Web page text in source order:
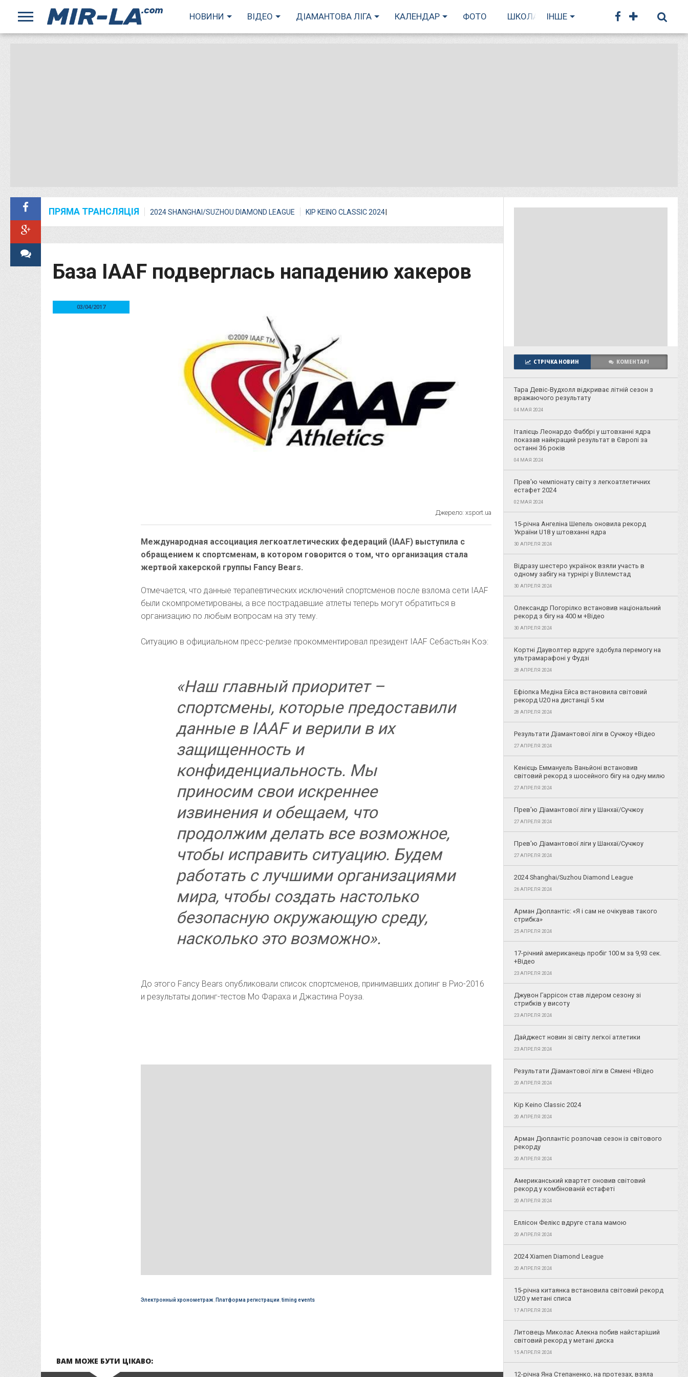
НОВИНИ ВІДЕО ДІАМАНТОВА ЛІГА КАЛЕНДАР ФОТО ШКОЛА БІГУ
ІНШЕ
ПРЯМА ТРАНСЛЯЦІЯ 2024 SHANGHAI/SUZHOU DIAMOND LEAGUE I
KIP KEINO CLASSIC 2024
База IAAF подверглась нападению хакеров
Джерело: xsport.ua
Международная ассоциация легкоатлетических федераций (IAAF) выступила с
обращением к спортсменам, в котором говорится о том, что организация стала
жертвой хакерской группы Fancy Bears.
Отмечается, что данные терапевтических исключений спортсменов после взлома сети IAAF
были скомпрометированы, а все пострадавшие атлеты теперь могут обратиться в
организацию по любым вопросам на эту тему.
Ситуацию в официальном пресс-релизе прокомментировал президент IAAF Себастьян Коэ:
«Наш главный приоритет –
спортсмены, которые предоставили
данные в IAAF и верили в их
защищенность и
конфиденциальность. Мы
приносим свои искреннее
извинения и обещаем, что
продолжим делать все возможное,
чтобы исправить ситуацию. Будем
работать с лучшими организациями
мира, чтобы создать настолько
безопасную окружающую среду,
насколько это возможно».
До этого Fancy Bears опубликовали список спортсменов, принимавших допинг в Рио-2016
и результаты допинг-тестов Мо Фараха и Джастина Роуза.
Электронный хронометраж Платформа регистрации ,timing events
03/04/2017
ВАМ МОЖЕ БУТИ ЦІКАВО:
СТРІЧКА НОВИН КОМЕНТАРІ
Тара Девіс-Вудхолл відкриває літній сезон з
вражаючого результату
04 МАЯ 2024
Італієць Леонардо Фаббрі у штовханні ядра
показав найкращий результат в Європі за
останні 36 років
04 МАЯ 2024
Прев'ю чемпіонату світу з легкоатлетичних
естафет 2024
02 МАЯ 2024
15-річна Ангеліна Шепель оновила рекорд
України U18 у штовханні ядра
30 АПРЕЛЯ 2024
Відразу шестеро українок взяли участь в
одному забігу на турнірі у Віллемстад
30 АПРЕЛЯ 2024
Олександр Погорілко встановив національний
рекорд з бігу на 400 м +Відео
30 АПРЕЛЯ 2024
Кортні Дауволтер вдруге здобула перемогу на
ультрамарафоні у Фудзі
28 АПРЕЛЯ 2024
Ефіопка Медіна Ейса встановила світовий
рекорд U20 на дистанції 5 км
28 АПРЕЛЯ 2024
Результати Діамантової ліги в Сучжоу +Відео
27 АПРЕЛЯ 2024
Кенієць Еммануель Ваньйоні встановив
світовий рекорд з шосейного бігу на одну милю
27 АПРЕЛЯ 2024
Прев'ю Діамантової ліги у Шанхаї/Сучжоу
27 АПРЕЛЯ 2024
Прев'ю Діамантової ліги у Шанхаї/Сучжоу
27 АПРЕЛЯ 2024
2024 Shanghai/Suzhou Diamond League
26 АПРЕЛЯ 2024
Арман Дюплантіс: «Я і сам не очікував такого
стрибка»
25 АПРЕЛЯ 2024
17-річний американець пробіг 100 м за 9,93 сек.
+Відео
23 АПРЕЛЯ 2024
Джувон Гаррісон став лідером сезону зі
стрибків у висоту
23 АПРЕЛЯ 2024
Дайджест новин зі світу легкої атлетики
23 АПРЕЛЯ 2024
Результати Діамантової ліги в Сямені +Відео
20 АПРЕЛЯ 2024
Kip Keino Classic 2024
20 АПРЕЛЯ 2024
Арман Дюплантіс розпочав сезон із світового
рекорду
20 АПРЕЛЯ 2024
Американський квартет оновив світовий
рекорд у комбінованій естафеті
20 АПРЕЛЯ 2024
Еллісон Фелікс вдруге стала мамою
20 АПРЕЛЯ 2024
2024 Xiamen Diamond League
20 АПРЕЛЯ 2024
15-річна китаянка встановила світовий рекорд
U20 у метані списа
17 АПРЕЛЯ 2024
Литовець Миколас Алекна побив найстаріший
світовий рекорд у метані диска
15 АПРЕЛЯ 2024
12-річна Яна Степаненко, на протезах, взяла